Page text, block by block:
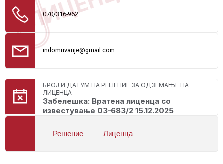
070/316-962
indomuvanje@gmail.com
БРОЈ И ДАТУМ НА РЕШЕНИЕ ЗА ОДЗЕМАЊЕ НА
ЛИЦЕНЦА
Забелешка: Вратена лиценца со
известување 03-683/2 15.12.2025
Решение Лиценца